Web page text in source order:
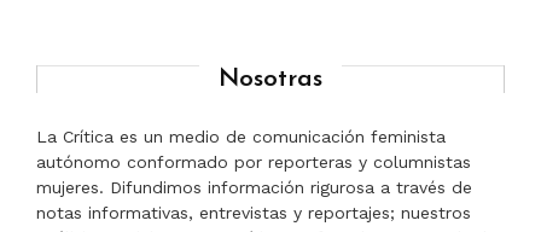
Nosotras
La Crítica es un medio de comunicación feminista
autónomo conformado por reporteras y columnistas
mujeres. Difundimos información rigurosa a través de
notas informativas, entrevistas y reportajes; nuestros